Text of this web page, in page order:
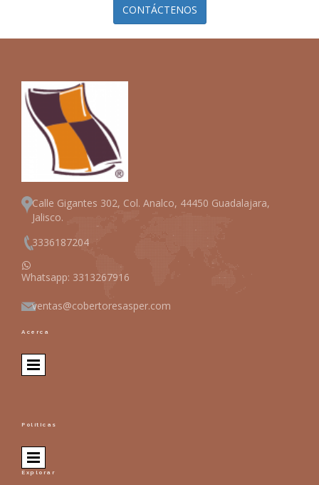
CONTÁCTENOS
Calle Gigantes 302, Col. Analco, 44450 Guadalajara,
Jalisco.
3336187204

Whatsapp: 3313267916
ventas@cobertoresasper.com
Acerca
Políticas
Explorar